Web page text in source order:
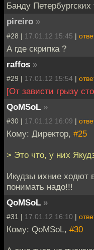
Банду Петербургских
pireiro »
#28 | 17.01.12 15:45 |
А где скрипка ?
raffos »
#29 | 17.01.12 15:54 |
[От зависти грызу
QoMSoL »
#30 | 17.01.12 16:09 |
Кому: Директор, #25
> Это что, у них
Икудзы ихние ходют
понимать надо!!!
QoMSoL »
#31 | 17.01.12 16:10 |
Кому: QoMSoL, #30